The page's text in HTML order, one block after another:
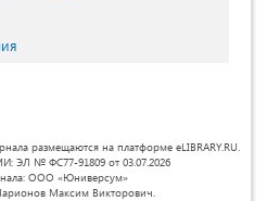
размещаются на платформе eLIBRARY.RU.
ЭЛ № ФС77-91809 от 03.07.2026
ООО «Юниверсум»
Максим Викторович.